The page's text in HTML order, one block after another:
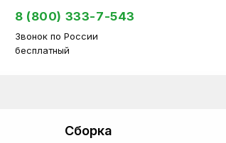
8 (800) 333-7-543
Звонок по России
бесплатный
Сборка